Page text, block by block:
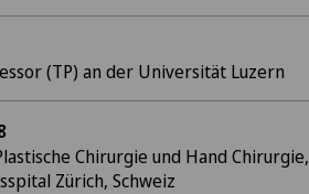
(TP) an der Universität Luzern
Chirurgie und Hand Chirurgie,
Zürich, Schweiz